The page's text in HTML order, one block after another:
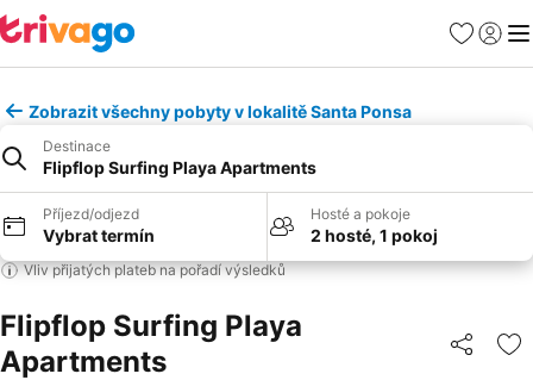
Oblíbené
Zobrazit všechny pobyty v lokalitě Santa Ponsa
Destinace
Flipflop Surfing Playa Apartments
Příjezd/odjezd
Vybrat termín
Hosté a pokoje
2 hosté, 1 pokoj
Vliv přijatých plateb na pořadí výsledků
Flipflop Surfing Playa
Apartments
Sdílet